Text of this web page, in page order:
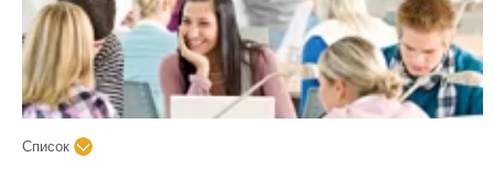
Список